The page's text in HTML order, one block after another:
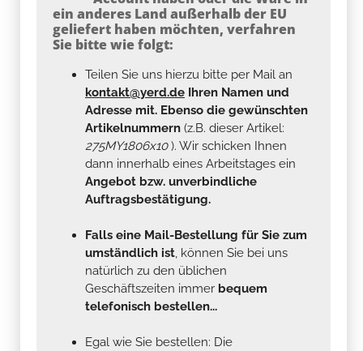
ein anderes Land außerhalb der EU
geliefert haben möchten, verfahren
Sie bitte wie folgt:
Teilen Sie uns hierzu bitte per Mail an
kontakt@yerd.de Ihren Namen und
Adresse mit. Ebenso die gewünschten
Artikelnummern (z.B. dieser Artikel:
275MY1806x10). Wir schicken Ihnen
dann innerhalb eines Arbeitstages ein
Angebot bzw. unverbindliche
Auftragsbestätigung.
Falls eine Mail-Bestellung für Sie zum
umständlich ist, können Sie bei uns
natürlich zu den üblichen
Geschäftszeiten immer bequem
telefonisch bestellen...
Egal wie Sie bestellen: Die